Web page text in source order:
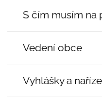
S čím musím na
Vedení obce
Vyhlášky a